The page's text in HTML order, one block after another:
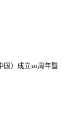
国）成立20周年暨